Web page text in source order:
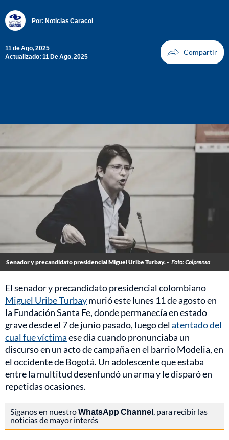
Por: Noticias Caracol
11 de Ago, 2025
Actualizado: 11 De Ago, 2025
Senador y precandidato presidencial Miguel Uribe Turbay. - Foto: Colprensa
El senador y precandidato presidencial colombiano
Miguel Uribe Turbaymurió este lunes 11 de agosto en
la Fundación Santa Fe, donde permanecía en estado
grave desde el 7 de junio pasado, luego delatentado del
cual fue víctimaese día cuando pronunciaba un
discurso en un acto de campaña en el barrio Modelia, en
el occidente de Bogotá. Un adolescente que estaba
entre la multitud desenfundó un arma y le disparó en
repetidas ocasiones.
Síganos en nuestroWhatsApp Channel, para recibir las
noticias de mayor interés